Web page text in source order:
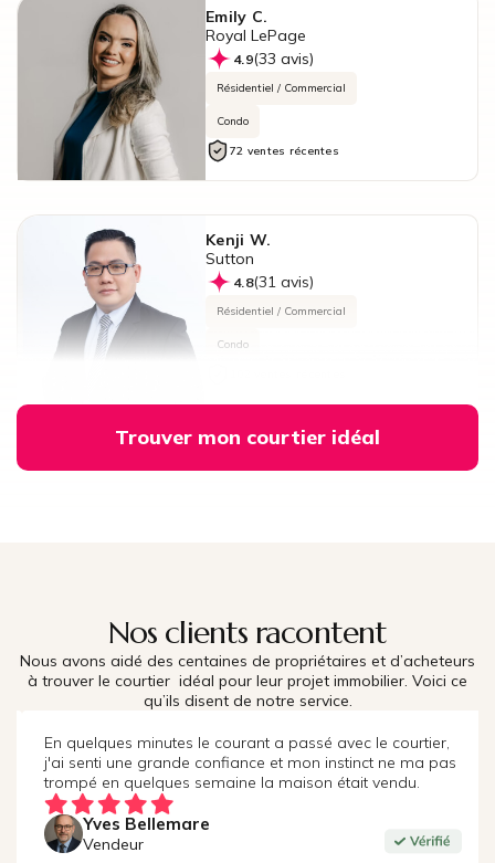
Emily C.
Royal LePage
4.9(33 avis)
Résidentiel / Commercial
Condo
72 ventes récentes
Kenji W.
Sutton
4.8(31 avis)
Résidentiel / Commercial
Condo
Trouver mon courtier idéal
Nos clients racontent
Nous avons aidé des centaines de propriétaires et d’acheteurs
à trouver le courtier idéal pour leur projet immobilier. Voici ce
qu’ils disent de notre service.
En quelques minutes le courant a passé avec le courtier,
j'ai senti une grande confiance et mon instinct ne ma pas
trompé en quelques semaine la maison était vendu.
Yves Bellemare
Vendeur